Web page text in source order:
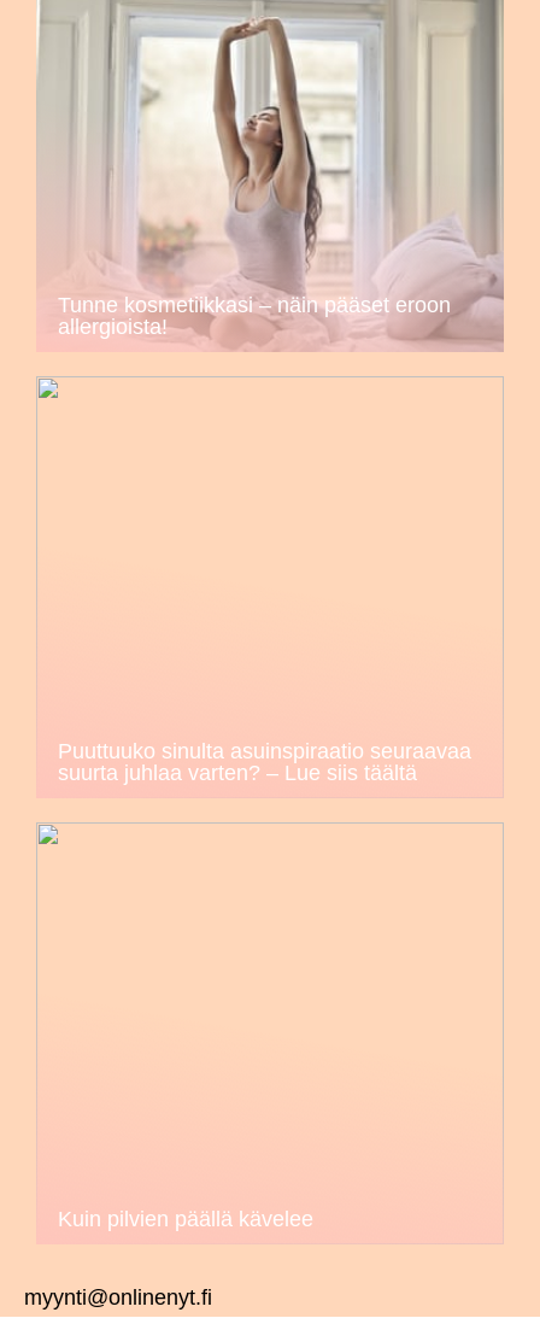
Tunne kosmetiikkasi – näin pääset eroon
allergioista!
Puuttuuko sinulta asuinspiraatio seuraavaa
suurta juhlaa varten? – Lue siis täältä
Kuin pilvien päällä kävelee
myynti@onlinenyt.fi